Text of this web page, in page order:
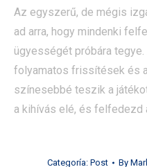
Az egyszerű, de mégis
ad arra, hogy mindenki
ügyességét próbára
folyamatos frissítések és
színesebbé teszik a
a kihívás elé, és felfedezd
Categoría: Post By